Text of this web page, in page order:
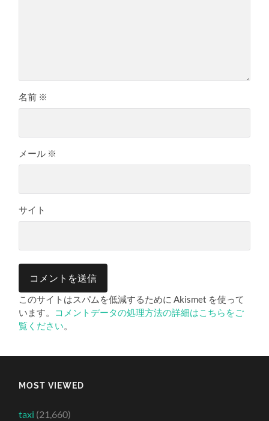
名前 ※
メール ※
サイト
このサイトはスパムを低減するために Akismet を使って
います。 コメントデータの処理方法の詳細はこちらをご
覧ください。
MOST VIEWED
taxi (21,660)